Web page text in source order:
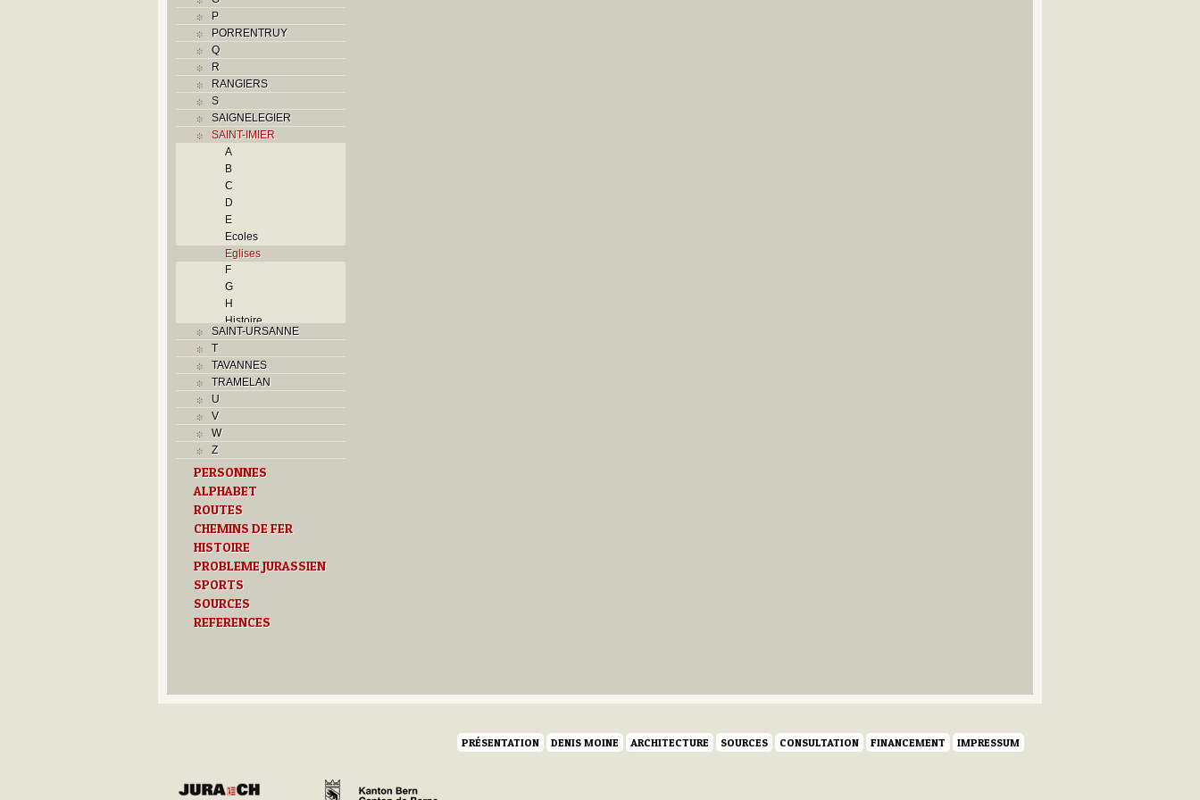
P
PORRENTRUY
Q
R
RANGIERS
S
SAIGNELEGIER
SAINT-IMIER
A
B
C
D
E
Ecoles
Eglises
F
G
H
Histoire
I
J
K
P
Problème jurassien
Q
R
S
T
Textes
U
Z
SAINT-URSANNE
T
TAVANNES
TRAMELAN
U
V
W
Z
PERSONNES
ALPHABET
ROUTES
CHEMINS DE FER
HISTOIRE
PROBLEME JURASSIEN
SPORTS
SOURCES
REFERENCES
PRÉSENTATION DENIS MOINE ARCHITECTURE SOURCES CONSULTATION FINANCEMENT IMPRESSUM